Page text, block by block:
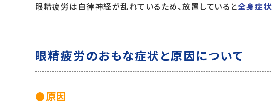
眼精疲労は自律神経が乱れているため、放置していると全身症状
眼精疲労のおもな症状と原因について
●原因